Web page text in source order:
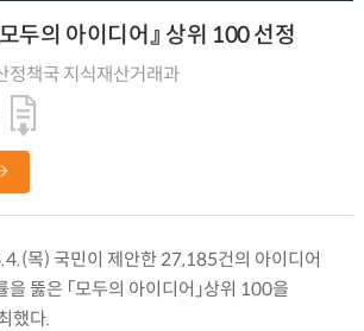
두의 아이디어』 상위 100 선정
정책국 지식재산거래과
목) 국민이 제안한 27,185건의 아이디어
뚫은 「모두의 아이디어」상위 100을
했다.